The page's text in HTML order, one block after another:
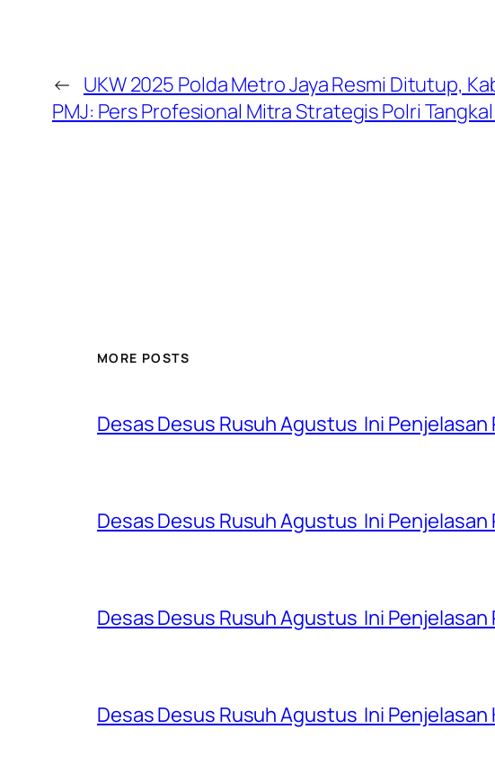
← UKW 2025 Polda Metro Jaya Resmi Ditutup,
PMJ: Pers Profesional Mitra Strategis Polri
MORE POSTS
Desas Desus Rusuh Agustus Ini Penjelasan
Desas Desus Rusuh Agustus Ini Penjelasan
Desas Desus Rusuh Agustus Ini Penjelasan
Desas Desus Rusuh Agustus Ini Penjelasan